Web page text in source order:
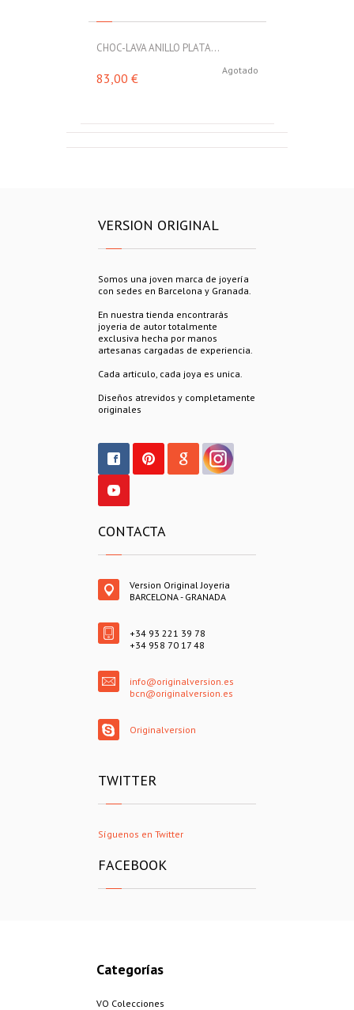
CHOC-LAVA ANILLO PLATA...
Agotado
83,00 €
VERSION ORIGINAL
Somos una joven marca de joyería
con sedes en Barcelona y Granada.
En nuestra tienda encontrarás
joyeria de autor totalmente
exclusiva hecha por manos
artesanas cargadas de experiencia.
Cada articulo, cada joya es unica.
Diseños atrevidos y completamente
originales
CONTACTA
Version Original Joyeria
BARCELONA - GRANADA
+34 93 221 39 78
+34 958 70 17 48
info@originalversion.es
bcn@originalversion.es
Originalversion
TWITTER
Síguenos en Twitter
FACEBOOK
Categorías
VO Colecciones